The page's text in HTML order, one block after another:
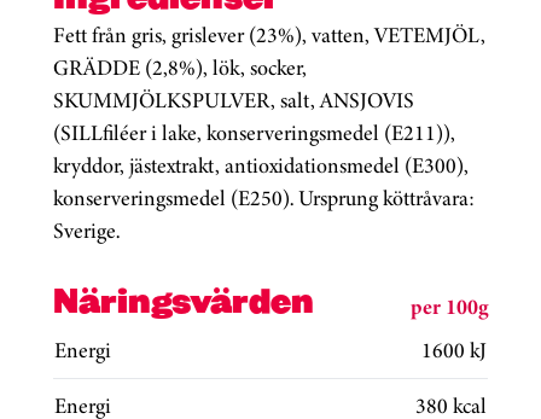
Fett från gris, grislever (23%), vatten, VETEMJÖL,
GRÄDDE (2,8%), lök, socker,
SKUMMJÖLKSPULVER, salt, ANSJOVIS
(SILLfiléer i lake, konserveringsmedel (E211)),
kryddor, jästextrakt, antioxidationsmedel (E300),
konserveringsmedel (E250). Ursprung köttråvara:
Sverige.
Näringsvärden
per 100g
Energi
1600 kJ
Energi
380 kcal